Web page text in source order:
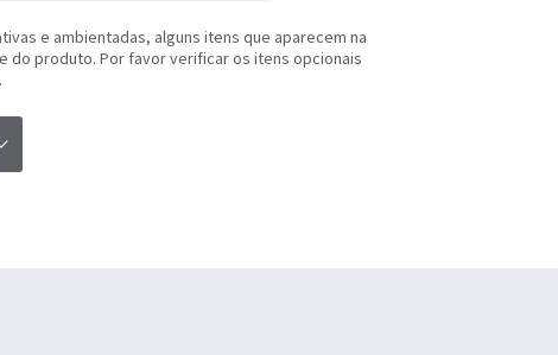
e ambientadas, alguns itens que aparecem na
do produto. Por favor verificar os itens opcionais